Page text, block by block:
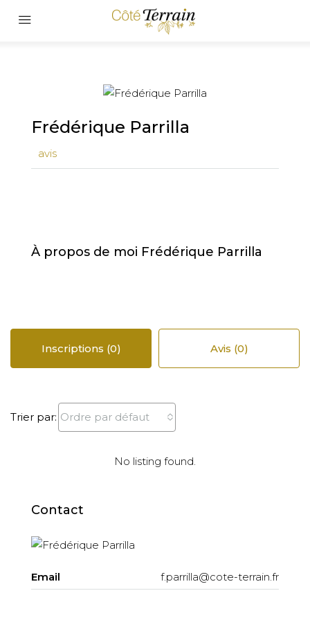
Frédérique Parrilla
avis
À propos de moi Frédérique Parrilla
Inscriptions (0) Avis (0)
Trier par: Ordre par défaut
No listing found.
Contact
Email f.parrilla@cote-terrain.fr